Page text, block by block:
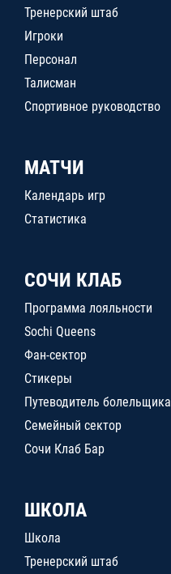
Тренерский штаб
Игроки
Персонал
Талисман
Спортивное руководство
МАТЧИ
Календарь игр
Статистика
СОЧИ КЛАБ
Программа лояльности
Sochi Queens
Фан-сектор
Стикеры
Путеводитель болельщика
Семейный сектор
Сочи Клаб Бар
ШКОЛА
Школа
Тренерский штаб